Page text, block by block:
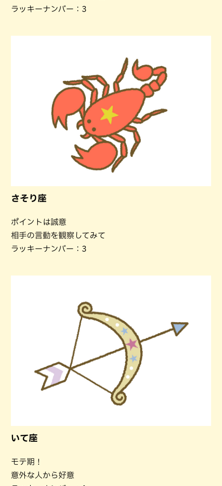
ラッキーナンバー：3
さそり座
ポイントは誠意
相手の言動を観察してみて
ラッキーナンバー：3
いて座
モテ期！
意外な人から好意